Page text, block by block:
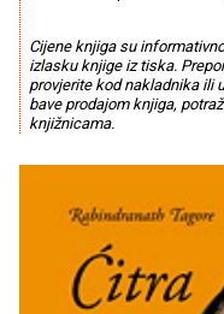
Cijene knjiga su
izlasku knjige iz tiska.
provjerite kod nakladnika ili
bave prodajom knjiga,
knjižnicama.